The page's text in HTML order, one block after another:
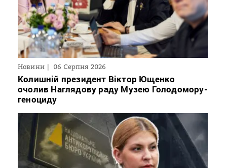
Новини 06 Серпня 2026
Колишній президент Віктор Ющенко
очолив Наглядову раду Музею Голодомору-
геноциду